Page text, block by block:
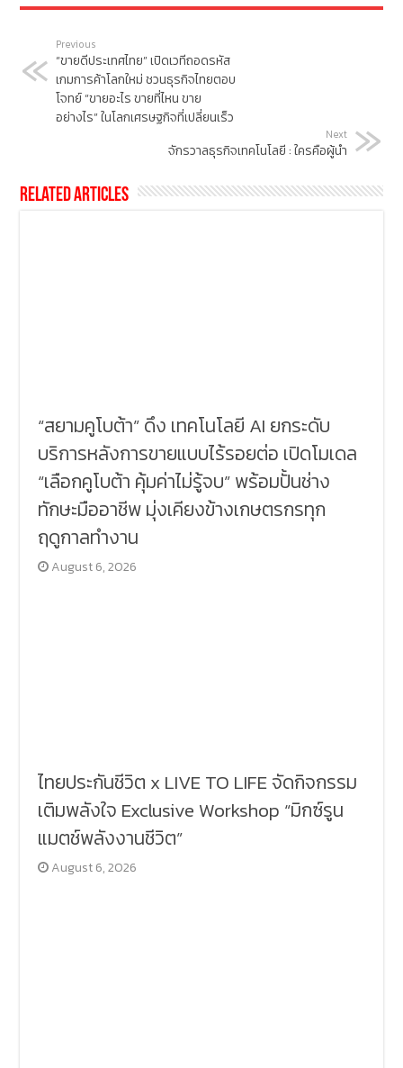
Previous
“ขายดีประเทศไทย” เปิดเวทีถอดรหัส
เกมการค้าโลกใหม่ ชวนธุรกิจไทยตอบ
โจทย์ “ขายอะไร ขายที่ไหน ขาย
อย่างไร” ในโลกเศรษฐกิจที่เปลี่ยนเร็ว
Next
จักรวาลธุรกิจเทคโนโลยี : ใครคือผู้นำ
Related Articles
“สยามคูโบต้า” ดึง เทคโนโลยี AI ยกระดับ
บริการหลังการขายแบบไร้รอยต่อ เปิดโมเดล
“เลือกคูโบต้า คุ้มค่าไม่รู้จบ” พร้อมปั้นช่าง
ทักษะมืออาชีพ มุ่งเคียงข้างเกษตรกรทุก
ฤดูกาลทำงาน
August 6, 2026
ไทยประกันชีวิต x LIVE TO LIFE จัดกิจกรรม
เติมพลังใจ Exclusive Workshop “มิกซ์รูน
แมตช์พลังงานชีวิต”
August 6, 2026